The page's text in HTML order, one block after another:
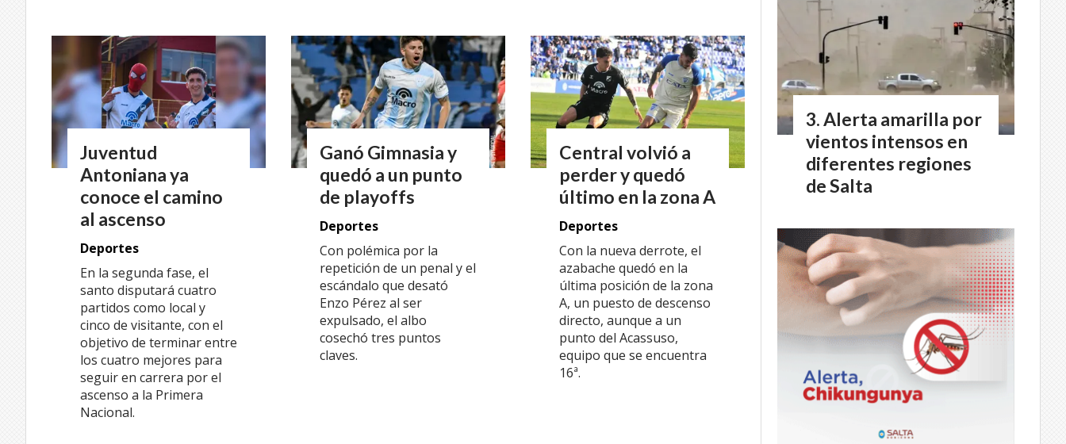
Juventud
Antoniana ya
conoce el camino
al ascenso
Deportes
En la segunda fase, el
santo disputará cuatro
partidos como local y
cinco de visitante, con el
objetivo de terminar entre
los cuatro mejores para
seguir en carrera por el
ascenso a la Primera
Nacional.
Ganó Gimnasia y
quedó a un punto
de playoffs
Deportes
Con polémica por la
repetición de un penal y el
escándalo que desató
Enzo Pérez al ser
expulsado, el albo
cosechó tres puntos
claves.
Central volvió a
perder y quedó
último en la zona A
Deportes
Con la nueva derrote, el
azabache quedó en la
última posición de la zona
A, un puesto de descenso
directo, aunque a un
punto del Acassuso,
equipo que se encuentra
16ª.
Alerta amarilla por
vientos intensos en
diferentes regiones
de Salta